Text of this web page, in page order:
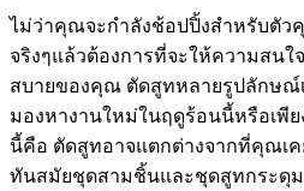
ไม่ว่าคุณจะกำลังช้อปปิ้งสำหรับตั
จริงๆแล้วต้องการที่จะให้ความสน
สบายของคุณ ตัดสูทหลายรูปลักษณ์
มองหางานใหม่ในฤดูร้อนนี้หรือเพี
นี้คือ ตัดสูทอาจแตกต่างจากที่คุณเ
ทันสมัยชุดสามชิ้นและชุดสูทกระดุม